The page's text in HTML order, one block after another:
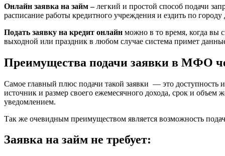
Онлайн заявка на займ–легкий и простой способ подачи
расписание работы кредитного учреждения и ездить по
Подать заявку на кредит онлайн можно в то время, когда вы
выходной или праздник в любом случае система примет
Преимущества подачи заявки в МФО
Самое главный плюс подачи такой заявки — это доступность
источник и размер своего ежемесячного дохода, срок и
уведомлением.
Так же очевидным преимуществом является возможность
Заявка на займ не требует: